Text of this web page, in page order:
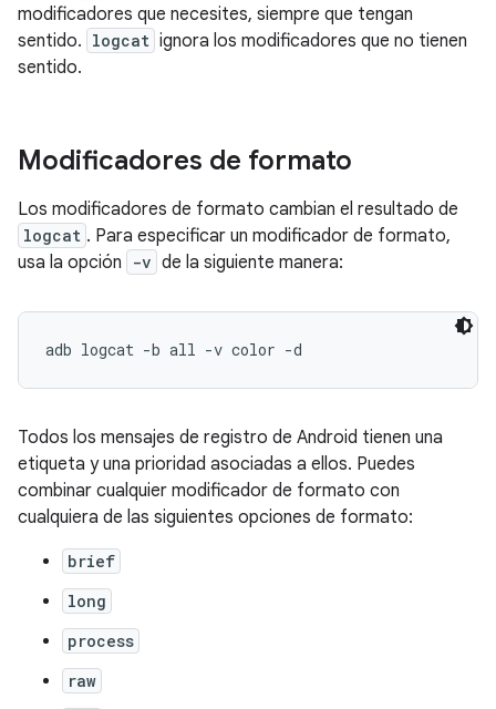
modificadores que necesites, siempre que tengan
sentido. logcat ignora los modificadores que no tienen
sentido.
Modificadores de formato
Los modificadores de formato cambian el resultado de
logcat . Para especificar un modificador de formato,
usa la opción
-v de la siguiente manera:
Todos los mensajes de registro de Android tienen una
etiqueta y una prioridad asociadas a ellos. Puedes
combinar cualquier modificador de formato con
cualquiera de las siguientes opciones de formato:
brief
long
process
raw